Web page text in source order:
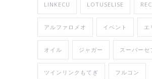
LINKECU LOTUSELISE
アルファロメオ イベント エ
オイル ジャガー スーパーセ
ツインリンクもてぎ フルコン